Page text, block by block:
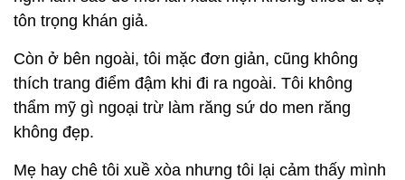
tôn trọng khán giả.
Còn ở bên ngoài, tôi mặc đơn giản, cũng không
thích trang điểm đậm khi đi ra ngoài. Tôi không
thẩm mỹ gì ngoại trừ làm răng sứ do men răng
không đẹp.
Mẹ hay chê tôi xuề xòa nhưng tôi lại cảm thấy mình